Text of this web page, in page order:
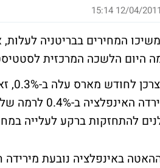
12/04/2011 15:14
המחירים בבריטניה לעלות,
היום הלשכה המרכזית
להתחזקות ברקע לעלייה
באינפלציה נובעת